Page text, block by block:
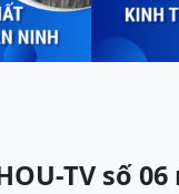
TV số 06